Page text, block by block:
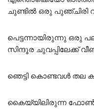
ചുണ്ടിൽ ഒരു പുഞ്ചിരി
പെട്ടന്നായിരുന്നു ഒരു
സിന്ദൂര ചുവപ്പിലേക്ക്
ഞെട്ടി കൊണ്ടവൾ
കൈയ്യിലിരുന്ന ഫോൺ